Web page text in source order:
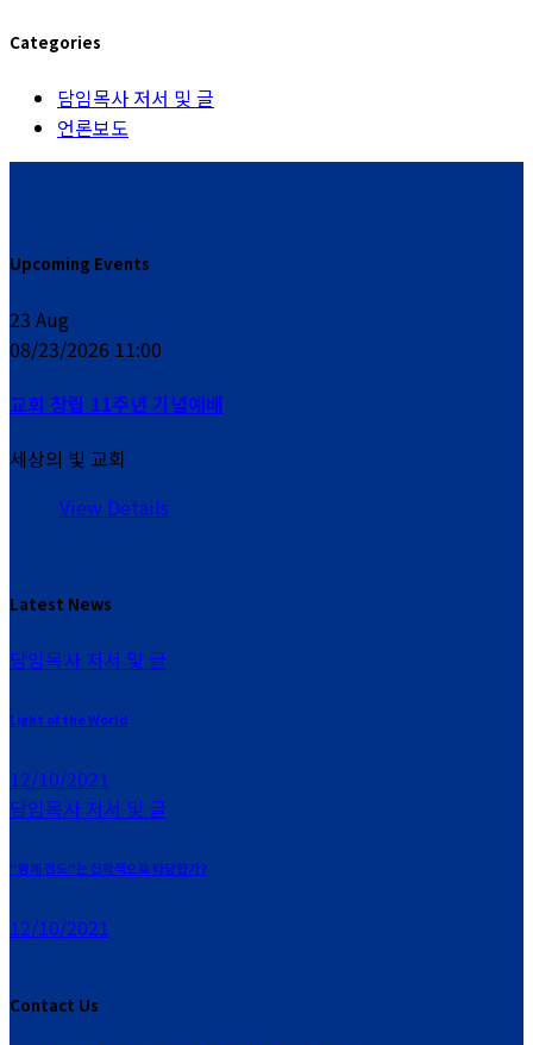
Categories
담임목사 저서 및 글
언론보도
Upcoming Events
23 Aug
08/23/2026 11:00
교회 창립 11주년 기념예배
세상의 빛 교회
View Details
Latest News
담임목사 저서 및 글
Light of the World
12/10/2021
담임목사 저서 및 글
“함께 전도”는 신학적으로 타당한가?
12/10/2021
Contact Us